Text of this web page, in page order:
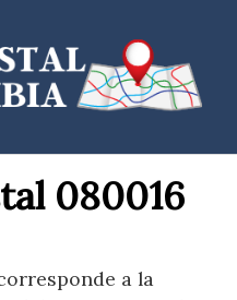
080016
a la